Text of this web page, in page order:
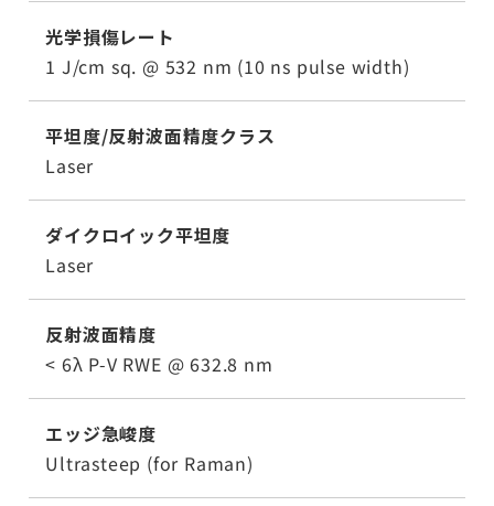
光学損傷レート
1 J/cm sq. @ 532 nm (10 ns pulse width)
平坦度/反射波面精度クラス
Laser
ダイクロイック平坦度
Laser
反射波面精度
< 6λ P-V RWE @ 632.8 nm
エッジ急峻度
Ultrasteep (for Raman)